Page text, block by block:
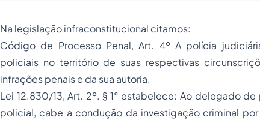
Na legislação infraconstitucional citamos:
Código de Processo Penal, Art. 4º A polícia
policiais no território de suas respectivas
infrações penais e da sua autoria.
Lei 12.830/13, Art. 2º. § 1° estabelece: Ao delegado
policial, cabe a condução da investigação criminal